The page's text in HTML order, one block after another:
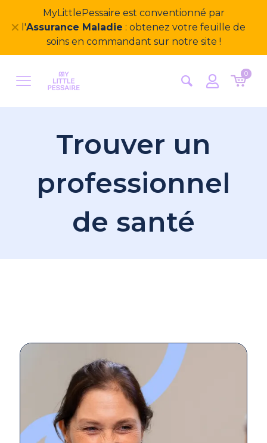
Bienvenue sur notre nouveau site
MyLittlePessaire ! Nous avons hâte d'avoir vos
retours
✕
0
Trouver un
professionnel
de santé